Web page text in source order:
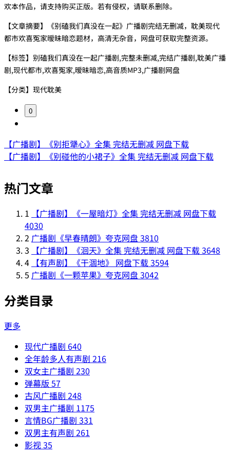
欢本作品，请支持购买正版。若有侵权，请联系删除。
【文章摘要】《别磕我们真没在一起》广播剧完结无删减，耽美现代
都市欢喜冤家暧昧暗恋题材，高清无杂音，网盘可获取完整资源。
【标签】别磕我们真没在一起广播剧,完整未删减,完结广播剧,耽美广播
剧,现代都市,欢喜冤家,暧昧暗恋,高音质MP3,广播剧网盘
【分类】现代耽美
0
【广播剧】《别拒犟心》全集 完结无删减 网盘下载
【广播剧】《别碰他的小裙子》全集 完结无删减 网盘下载
热门文章
1
【广播剧】《一屋暗灯》全集 完结无删减 网盘下载
4030
2 广播剧《早春晴朗》夸克网盘3810
3
【广播剧】《洄天》全集 完结无删减 网盘下载3648
4 【有声剧】《干涸地》 网盘下载3594
5 广播剧《一颗苹果》夸克网盘3042
分类目录
更多
现代广播剧 640
全年龄多人有声剧 216
双女主广播剧 230
弹幕版 57
古风广播剧 248
双男主广播剧 1175
言情BG广播剧 331
双男主有声剧 261
影视35